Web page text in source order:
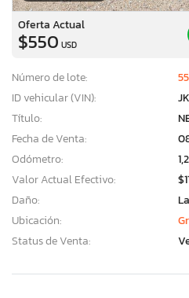
Oferta Actual
$550 USD
Número de lote:
ID vehicular (VIN):
Título:
Fecha de Venta:
Odómetro:
Valor Actual Efectivo:
Daño:
Ubicación:
Status de Venta: